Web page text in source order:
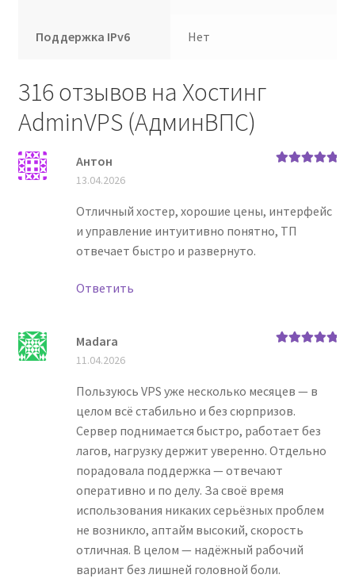
Поддержка IPv6 Нет
316 отзывов на Хостинг
AdminVPS (АдминВПС)
Антон
13.04.2026
Отличный хостер, хорошие цены, интерфейс
и управление интуитивно понятно, ТП
отвечает быстро и развернуто.
Ответить
Madara
11.04.2026
Пользуюсь VPS уже несколько месяцев — в
целом всё стабильно и без сюрпризов.
Сервер поднимается быстро, работает без
лагов, нагрузку держит уверенно. Отдельно
порадовала поддержка — отвечают
оперативно и по делу. За своё время
использования никаких серьёзных проблем
не возникло, аптайм высокий, скорость
отличная. В целом — надёжный рабочий
вариант без лишней головной боли.